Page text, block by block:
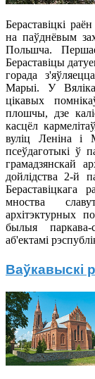
Бераставіцкі
на паўднёвым
Польшча.
Бераставіцы
горада
Марыі. У
цікавых
плошчы, дзе
касцёл
вуліц Леніна і
псеўдаготыкі ў
грамадзянскай
дойлідства 2-й
мноства
архітэктурных
былыя паркава-
аб'ектамі
Ваўкавыскі